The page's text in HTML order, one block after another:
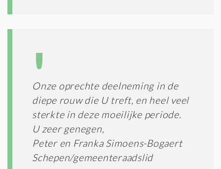
Onze oprechte deelneming in de
diepe rouw die U treft, en heel veel
sterkte in deze moeilijke periode.
U zeer genegen,
Peter en Franka Simoens-Bogaert
Schepen/gemeenteraadslid